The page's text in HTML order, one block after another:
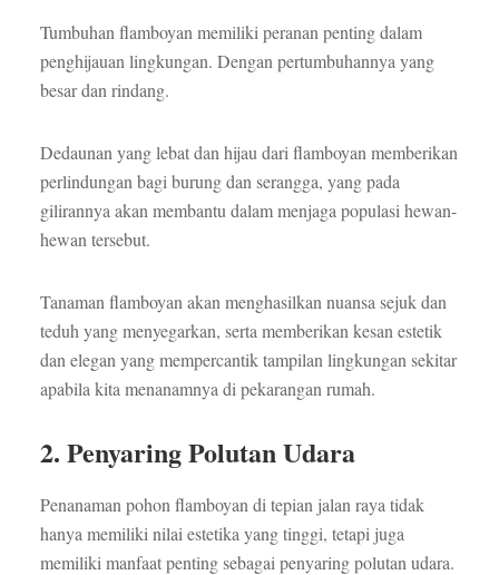
Tumbuhan flamboyan memiliki peranan penting dalam
penghijauan lingkungan. Dengan pertumbuhannya yang
besar dan rindang.
Dedaunan yang lebat dan hijau dari flamboyan memberikan
perlindungan bagi burung dan serangga, yang pada
gilirannya akan membantu dalam menjaga populasi hewan-
hewan tersebut.
Tanaman flamboyan akan menghasilkan nuansa sejuk dan
teduh yang menyegarkan, serta memberikan kesan estetik
dan elegan yang mempercantik tampilan lingkungan sekitar
apabila kita menanamnya di pekarangan rumah.
2. Penyaring Polutan Udara
Penanaman pohon flamboyan di tepian jalan raya tidak
hanya memiliki nilai estetika yang tinggi, tetapi juga
memiliki manfaat penting sebagai penyaring polutan udara.